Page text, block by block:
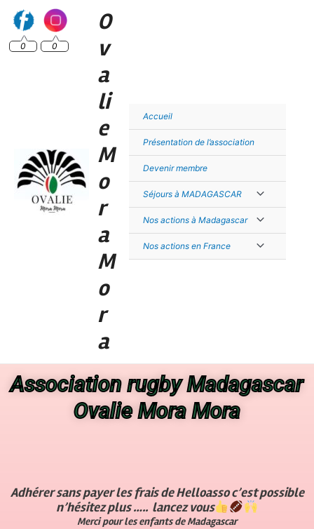
contenu
O
v
a
li
e
M
o
r
a
M
o
r
a
Accueil
Présentation de l’association
Devenir membre
Séjours à MADAGASCAR Permutateur
de
Menu
Nos actions à Madagascar Permutateur
de
Nos actions en France Permutateur
Association rugby Madagascar
Ovalie Mora Mora
Adhérer sans payer les frais de Helloasso c’est possible
n’hésitez plus ….. lancez vous
Merci pour les enfants de Madagascar
0 0